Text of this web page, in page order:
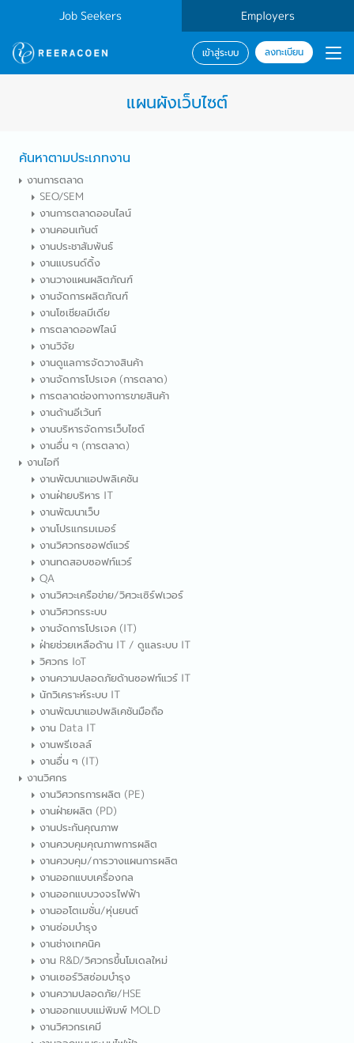
Job Seekers Employers
เข้าสู่ระบบ ลงทะเบียน
แผนผังเว็บไซต์
ค้นหาตามประเภทงาน
งานการตลาด
SEO/SEM
งานการตลาดออนไลน์
งานคอนเท้นต์
งานประชาสัมพันธ์
งานแบรนด์ดิ้ง
งานวางแผนผลิตภัณฑ์
งานจัดการผลิตภัณฑ์
งานโซเชียลมีเดีย
การตลาดออฟไลน์
งานวิจัย
งานดูแลการจัดวางสินค้า
งานจัดการโปรเจค (การตลาด)
การตลาดช่องทางการขายสินค้า
งานด้านอีเว้นท์
งานบริหารจัดการเว็บไซต์
งานอื่น ๆ (การตลาด)
งานไอที
งานพัฒนาแอปพลิเคชัน
งานฝ่ายบริหาร IT
งานพัฒนาเว็บ
งานโปรแกรมเมอร์
งานวิศวกรซอฟต์แวร์
งานทดสอบซอฟท์แวร์
QA
งานวิศวะเครือข่าย/วิศวะเซิร์ฟเวอร์
งานวิศวกรระบบ
งานจัดการโปรเจค (IT)
ฝ่ายช่วยเหลือด้าน IT / ดูแลระบบ IT
วิศวกร IoT
งานความปลอดภัยด้านซอฟท์แวร์ IT
นักวิเคราะห์ระบบ IT
งานพัฒนาแอปพลิเคชันมือถือ
งาน Data IT
งานพรีเซลล์
งานอื่น ๆ (IT)
งานวิศกร
งานวิศวกรการผลิต (PE)
งานฝ่ายผลิต (PD)
งานประกันคุณภาพ
งานควบคุมคุณภาพการผลิต
งานควบคุม/การวางแผนการผลิต
งานออกแบบเครื่องกล
งานออกแบบวงจรไฟฟ้า
งานออโตเมชั่น/หุ่นยนต์
งานซ่อมบำรุง
งานช่างเทคนิค
งาน R&D/วิศวกรขึ้นโมเดลใหม่
งานเซอร์วิสซ่อมบำรุง
งานความปลอดภัย/HSE
งานออกแบบแม่พิมพ์ MOLD
งานวิศวกรเคมี